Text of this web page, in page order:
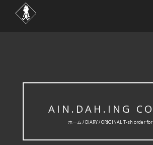
AIN.DAH.ING
ホーム / DIARY/ ORIGINAL T-sh order